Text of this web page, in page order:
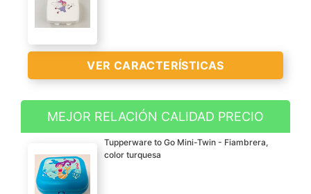
VER CARACTERÍSTICAS
Tupperware originales
MEJOR RELACIÓN CALIDAD PRECIO
Tupperware to Go Mini-Twin - Fiambrera,
color turquesa